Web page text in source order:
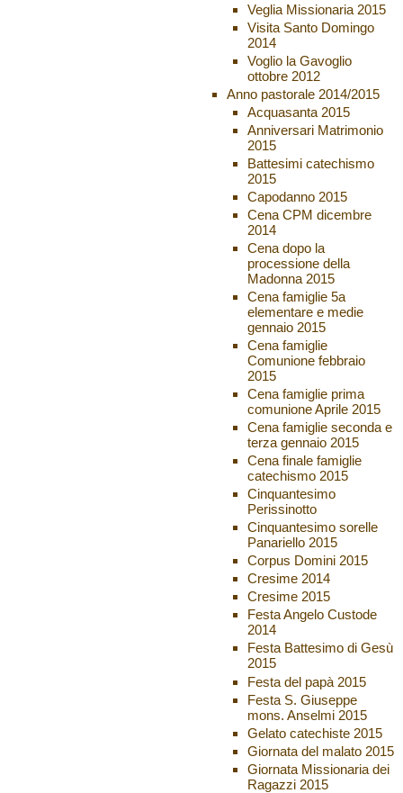
Veglia Missionaria 2015
Visita Santo Domingo
2014
Voglio la Gavoglio
ottobre 2012
Anno pastorale 2014/2015
Acquasanta 2015
Anniversari Matrimonio
2015
Battesimi catechismo
2015
Capodanno 2015
Cena CPM dicembre
2014
Cena dopo la
processione della
Madonna 2015
Cena famiglie 5a
elementare e medie
gennaio 2015
Cena famiglie
Comunione febbraio
2015
Cena famiglie prima
comunione Aprile 2015
Cena famiglie seconda e
terza gennaio 2015
Cena finale famiglie
catechismo 2015
Cinquantesimo
Perissinotto
Cinquantesimo sorelle
Panariello 2015
Corpus Domini 2015
Cresime 2014
Cresime 2015
Festa Angelo Custode
2014
Festa Battesimo di Gesù
2015
Festa del papà 2015
Festa S. Giuseppe
mons. Anselmi 2015
Gelato catechiste 2015
Giornata del malato 2015
Giornata Missionaria dei
Ragazzi 2015